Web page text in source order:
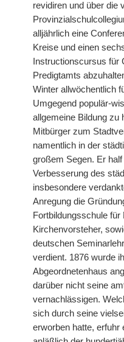
revidiren und über die
alljährlich eine
Kreise und einen
Instructionscursus für
Predigtamts
Winter allwöchentlich
Umgegend populär-
allgemeine Bildung zu
Mitbürger zum
namentlich in der
großem Segen. Er
Verbesserung des
insbesondere
Anregung die
Fortbildungsschule
Kirchenvorsteher,
deutschen
verdient. 1876 wurde
Abgeordnetenhaus
darüber nicht seine
vernachlässigen.
sich durch seine
erworben hatte, erfuhr